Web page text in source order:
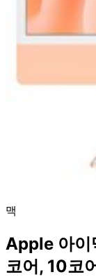
맥
Apple 아이
코어, 10코